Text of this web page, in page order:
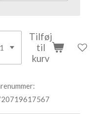
Tilføj
til
kurv